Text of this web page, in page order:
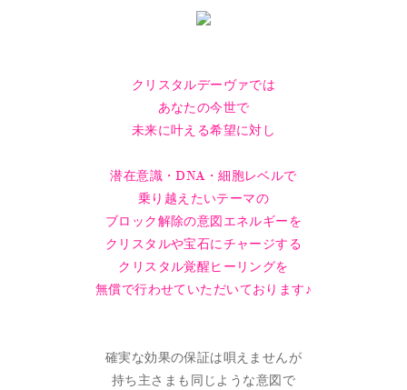
クリスタルデーヴァでは
あなたの今世で
未来に叶える希望に対し
潜在意識・DNA・細胞レベルで
乗り越えたいテーマの
ブロック解除の意図エネルギーを
クリスタルや宝石にチャージする
クリスタル覚醒ヒーリングを
無償で行わせていただいております♪
確実な効果の保証は唄えませんが
持ち主さまも同じような意図で